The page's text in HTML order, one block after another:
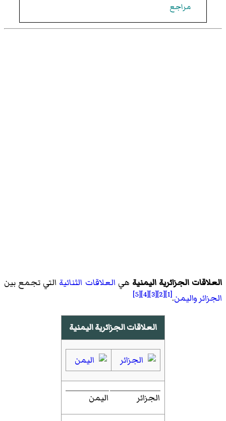
مراجع
العلاقات الجزائرية اليمنية هي العلاقات الثنائية التي تجمع بين
الجزائر واليمن.
[1]
[2]
[3]
[4]
[5]
العلاقات الجزائرية اليمنية
الجزائر اليمن